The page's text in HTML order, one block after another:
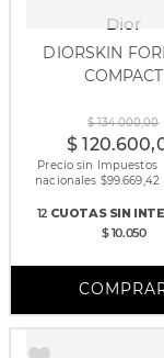
Dior
DIORSKIN
COMPACT
$ 134.000,00
$ 120.600,
Precio sin Impuestos
nacionales $99.669,42
12CUOTAS SIN
$ 10.050